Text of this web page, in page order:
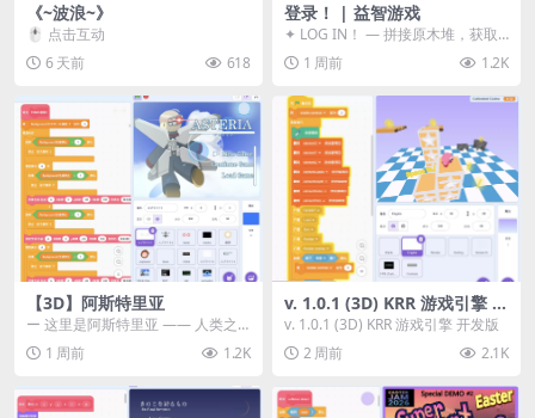
《~波浪~》
🖱️ 点击互动
6 天前
618
登录！ | 益智游戏
✦ LOG IN！ — 拼接原木堆，获取
分数！ ᑕ☲◎ ᑕ☲◎ ᑕ☲◎ ᑕ☲◎ ...
1 周前 1.2K
【3D】阿斯特里亚
ー 这里是阿斯特里亚 —— 人类之
罪与未来希望交汇之地 📖 游戏简
介 《阿斯特里...
1 周前 1.2K
v. 1.0.1 (3D) KRR 游戏引擎 开
发版
v. 1.0.1 (3D) KRR 游戏引擎 开发版
2 周前
2.1K